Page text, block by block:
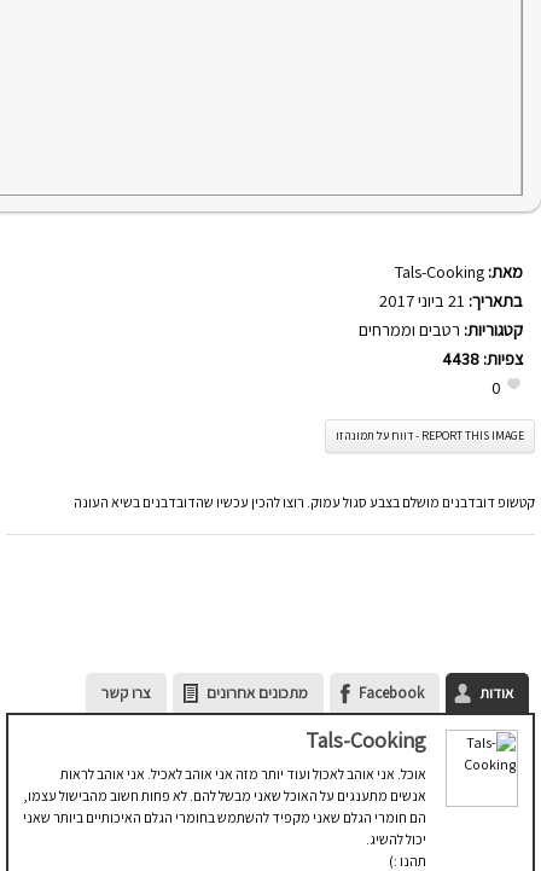
מאת: Tals-Cooking
בתאריך:
קטגוריות: רטבים וממרחים
צפיות: 4438
0
REPORT THIS IMAGE - דווח על תמונה זו
קטשופ דובדבנים מושלם בצבע סגול עמוק. רוצו להכין עכשיו שהדובדבנים בשיא העונה
אודות Facebook מתכונים אחרונים צרו קשר
Tals-Cooking
אוכל. אני אוהב לאכול ועוד יותר מזה אני אוהב לאכיל. אני אוהב לראות
אנשים מתענגים על האוכל שאני מבשל להם. לא פחות חשוב מהבישול עצמו,
הם חומרי הגלם שאני מקפיד להשתמש בחומרי הגלם האיכותיים ביותר שאני
יכול להשיג.
תהנו :)